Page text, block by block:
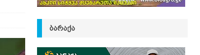
ᲑᲐᲠᲐᲥᲐ